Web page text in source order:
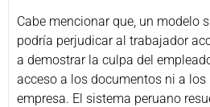
Cabe mencionar que, un modelo
podría perjudicar al trabajador
a demostrar la culpa del
acceso a los documentos ni a
empresa. El sistema peruano